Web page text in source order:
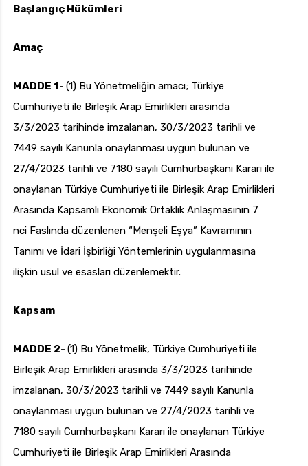
Başlangıç Hükümleri
Amaç
MADDE 1- (1) Bu Yönetmeliğin amacı; Türkiye
Cumhuriyeti ile Birleşik Arap Emirlikleri arasında
3/3/2023 tarihinde imzalanan, 30/3/2023 tarihli ve
7449 sayılı Kanunla onaylanması uygun bulunan ve
27/4/2023 tarihli ve 7180 sayılı Cumhurbaşkanı Kararı ile
onaylanan Türkiye Cumhuriyeti ile Birleşik Arap Emirlikleri
Arasında Kapsamlı Ekonomik Ortaklık Anlaşmasının 7
nci Faslında düzenlenen “Menşeli Eşya” Kavramının
Tanımı ve İdari İşbirliği Yöntemlerinin uygulanmasına
ilişkin usul ve esasları düzenlemektir.
Kapsam
MADDE 2- (1) Bu Yönetmelik, Türkiye Cumhuriyeti ile
Birleşik Arap Emirlikleri arasında 3/3/2023 tarihinde
imzalanan, 30/3/2023 tarihli ve 7449 sayılı Kanunla
onaylanması uygun bulunan ve 27/4/2023 tarihli ve
7180 sayılı Cumhurbaşkanı Kararı ile onaylanan Türkiye
Cumhuriyeti ile Birleşik Arap Emirlikleri Arasında